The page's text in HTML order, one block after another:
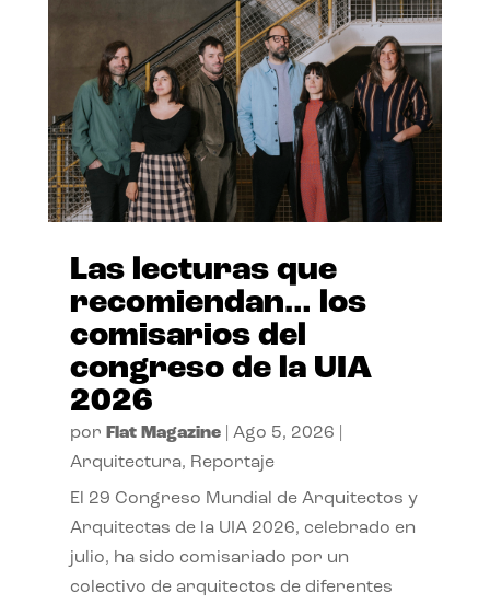
Las lecturas que
recomiendan… los
comisarios del
congreso de la UIA
2026
por Flat Magazine| Ago 5, 2026
Arquitectura, Reportaje
El 29 Congreso Mundial de Arquitectos y
Arquitectas de la UIA 2026, celebrado en
julio, ha sido comisariado por un
colectivo de arquitectos de diferentes